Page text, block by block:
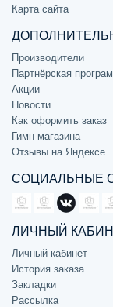
Карта сайта
Производители
Партнёрская
Акции
Новости
Как оформить заказ
Гимн магазина
Отзывы на Яндексе
СОЦИАЛЬНЫЕ
ЛИЧНЫЙ
Личный кабинет
История заказа
Закладки
Рассылка